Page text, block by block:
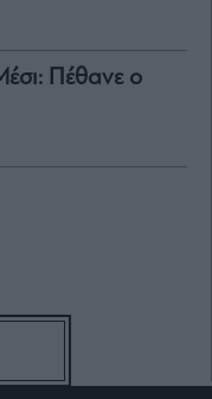
Πέθανε ο